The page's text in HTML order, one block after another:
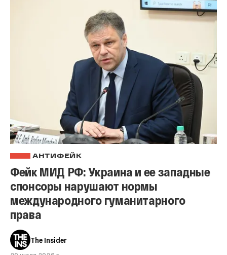
АНТИФЕЙК
Фейк МИД РФ: Украина и ее западные
спонсоры нарушают нормы
международного гуманитарного
права
The Insider